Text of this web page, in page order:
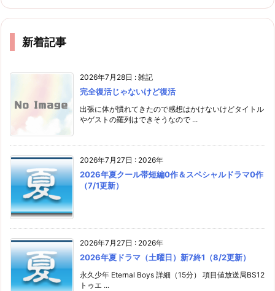
新着記事
2026年7月28日 : 雑記
完全復活じゃないけど復活
出張に体が慣れてきたので感想はかけないけどタイトル
やゲストの羅列はできそうなので ...
2026年7月27日 : 2026年
2026年夏クール帯短編0作＆スペシャルドラマ0作
（7/1更新）
2026年7月27日 : 2026年
2026年夏ドラマ（土曜日）新7終1（8/2更新）
永久少年 Eternal Boys 詳細（15分） 項目値放送局BS12
トゥエ ...